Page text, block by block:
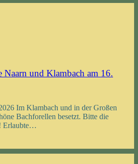
Naarn und Klambach am 16.
Im Klambach und in der Großen
Bachforellen besetzt. Bitte die
Erlaubte…